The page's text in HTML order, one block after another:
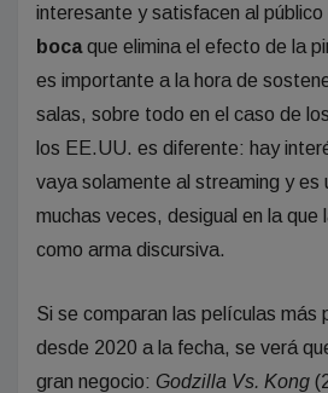
interesante y satisfacen al público
bocaque elimina el efecto de la
es importante a la hora de
salas, sobre todo en el caso de
los EE.UU. es diferente: hay
vaya solamente al streaming y es
muchas veces, desigual en la que
como arma discursiva.
Si se comparan las películas más
desde 2020 a la fecha, se verá
gran negocio: Godzilla Vs. Kong